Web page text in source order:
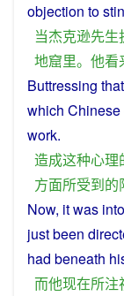
objection to
当杰克逊先生
地窟里。 他看
Buttressing that
which Chinese
work.
造成这种心理
方面所受到的
Now, itwas into
justbeen
had beneath
而他现在所注